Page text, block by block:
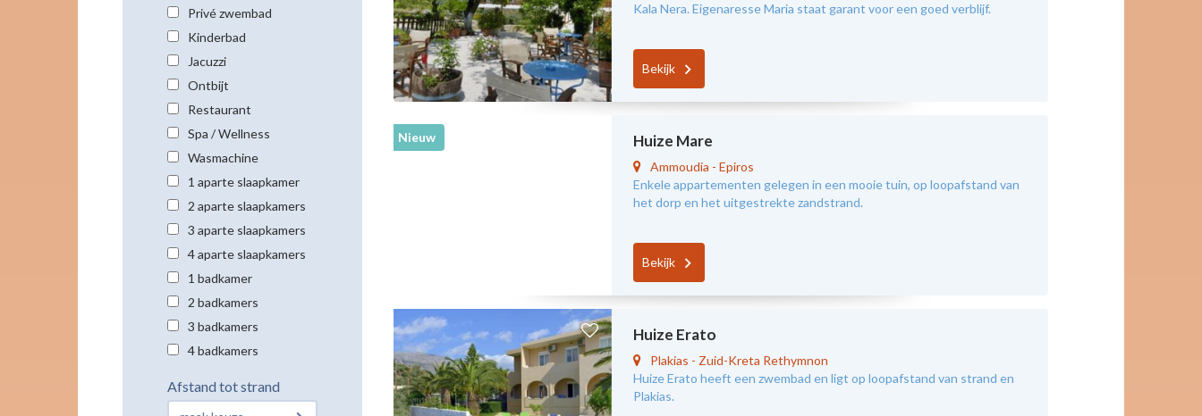
Privé zwembad
Kinderbad
Jacuzzi
Ontbijt
Restaurant
Spa / Wellness
Wasmachine
1 aparte slaapkamer
2 aparte slaapkamers
3 aparte slaapkamers
4 aparte slaapkamers
1 badkamer
2 badkamers
3 badkamers
4 badkamers
Afstand tot strand
Kala Nera. Eigenaresse Maria staat garant voor een goed verblijf.
Bekijk
Nieuw Huize Mare
Ammoudia - Epiros
Enkele appartementen gelegen in een mooie tuin, op loopafstand van
het dorp en het uitgestrekte zandstrand.
Bekijk
Huize Erato
Plakias - Zuid-Kreta Rethymnon
Huize Erato heeft een zwembad en ligt op loopafstand van strand en
Plakias.